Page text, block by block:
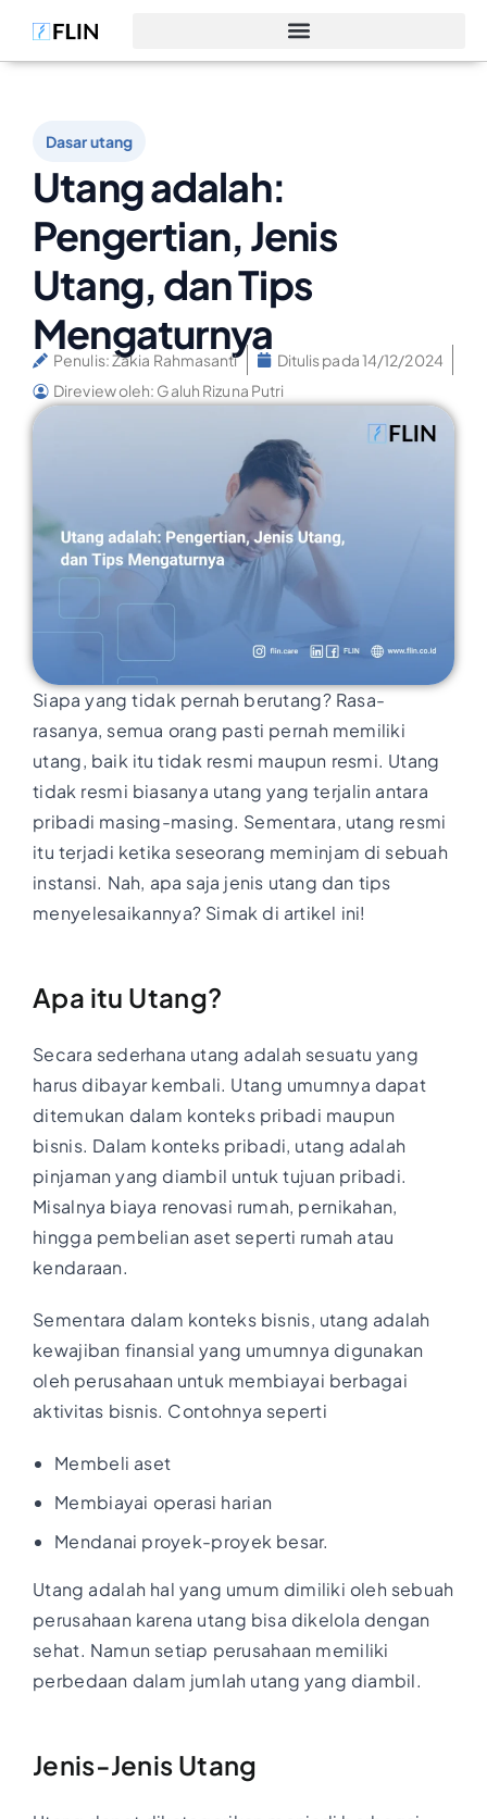
Dasar utang
Utang adalah:
Pengertian, Jenis
Utang, dan Tips
Mengaturnya
Penulis:Zakia Rahmasanti Ditulis pada14/12/2024
Direview oleh: Galuh Rizuna Putri
Siapa yang tidak pernah berutang? Rasa-
rasanya, semua orang pasti pernah memiliki
utang, baik itu tidak resmi maupun resmi. Utang
tidak resmi biasanya utang yang terjalin antara
pribadi masing-masing. Sementara, utang resmi
itu terjadi ketika seseorang meminjam di sebuah
instansi. Nah, apa saja jenis utang dan tips
menyelesaikannya? Simak di artikel ini!
Apa itu Utang?
Secara sederhana utang adalah sesuatu yang
harus dibayar kembali. Utang umumnya dapat
ditemukan dalam konteks pribadi maupun
bisnis. Dalam konteks pribadi, utang adalah
pinjaman yang diambil untuk tujuan pribadi.
Misalnya biaya renovasi rumah, pernikahan,
hingga pembelian aset seperti rumah atau
kendaraan.
Sementara dalam konteks bisnis, utang adalah
kewajiban finansial yang umumnya digunakan
oleh perusahaan untuk membiayai berbagai
aktivitas bisnis. Contohnya seperti
Membeli aset
Membiayai operasi harian
Mendanai proyek-proyek besar.
Utang adalah hal yang umum dimiliki oleh sebuah
perusahaan karena utang bisa dikelola dengan
sehat. Namun setiap perusahaan memiliki
perbedaan dalam jumlah utang yang diambil.
Jenis-Jenis Utang